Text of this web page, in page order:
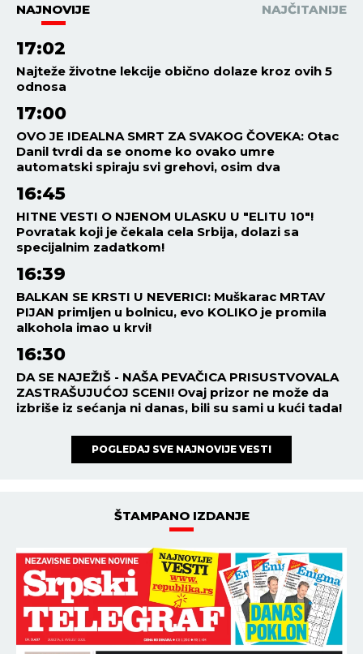
NAJNOVIJE NAJČITANIJE
17:02
Najteže životne lekcije obično dolaze kroz ovih 5
odnosa
17:00
OVO JE IDEALNA SMRT ZA SVAKOG ČOVEKA: Otac
Danil tvrdi da se onome ko ovako umre
automatski spiraju svi grehovi, osim dva
16:45
HITNE VESTI O NJENOM ULASKU U "ELITU 10"!
Povratak koji je čekala cela Srbija, dolazi sa
specijalnim zadatkom!
16:39
BALKAN SE KRSTI U NEVERICI: Muškarac MRTAV
PIJAN primljen u bolnicu, evo KOLIKO je promila
alkohola imao u krvi!
16:30
DA SE NAJEŽIŠ - NAŠA PEVAČICA PRISUSTVOVALA
ZASTRAŠUJUĆOJ SCENI! Ovaj prizor ne može da
izbriše iz sećanja ni danas, bili su sami u kući tada!
POGLEDAJ SVE NAJNOVIJE VESTI
ŠTAMPANO IZDANJE